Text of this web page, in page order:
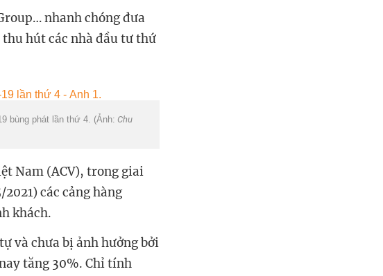
nhanh chóng đưa
hút các nhà đầu tư thứ
bùng phát lần thứ 4. (Ảnh: Chu
Nam (ACV), trong giai
2021) các cảng hàng
khách.
và chưa bị ảnh hưởng bởi
tăng 30%. Chỉ tính